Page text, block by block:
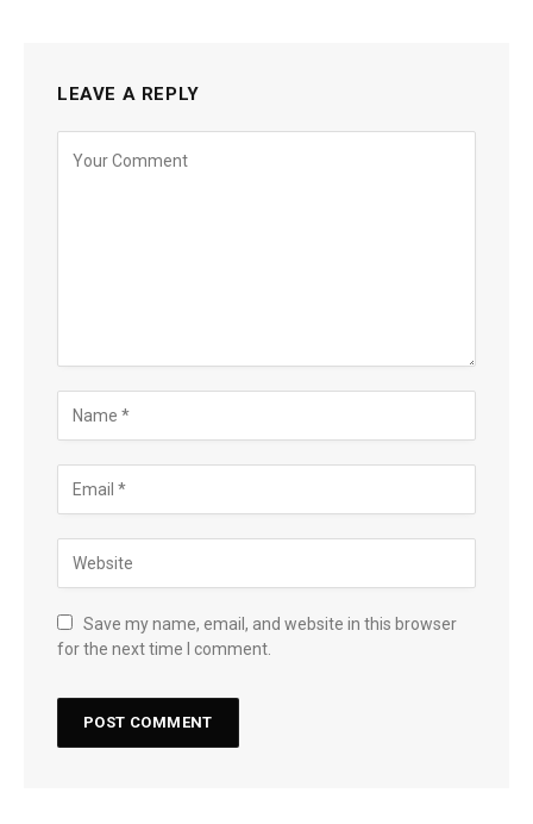
LEAVE A REPLY
Save my name, email, and website in this browser
for the next time I comment.